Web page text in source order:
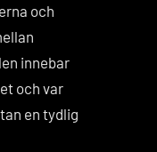
och
innebar
och var
en tydlig